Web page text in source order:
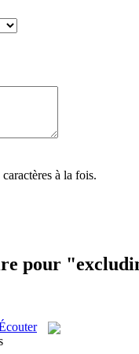
caractères à la fois.
pour